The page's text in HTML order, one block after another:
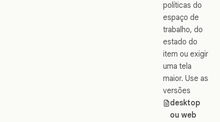
políticas do
espaço de
trabalho, do
estado do
item ou exigir
uma tela
maior. Use as
versões
desktop
ou web